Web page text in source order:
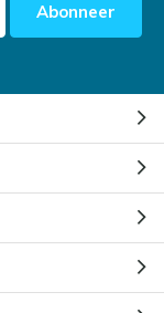
Abonneer